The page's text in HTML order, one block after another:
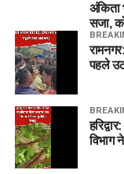
अंकिता
सजा,
पहले
विभाग